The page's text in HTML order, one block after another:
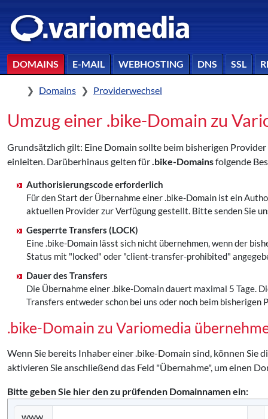
DOMAINS E-MAIL WEBHOSTING DNS SSL
HomeDomains Providerwechsel
Umzug einer .bike-Domain zu
Grundsätzlich gilt: Eine Domain sollte beim bisherigen
einleiten. Darüberhinaus gelten für.bike-Domainsfolgende
Authorisierungscode erforderlich
Für den Start der Übernahme einer .bike-Domain ist ein
aktuellen Provider zur Verfügung gestellt. Bitte senden Sie
Gesperrte Transfers (LOCK)
Eine .bike-Domain lässt sich nicht übernehmen, wenn der
Status mit "locked" oder "client-transfer-prohibited"
Dauer des Transfers
Die Übernahme einer .bike-Domain dauert maximal 5 Tage.
Transfers entweder schon bei uns oder noch beim
.bike-Domain zu Variomedia
Wenn Sie bereits Inhaber einer .bike-Domain sind, können Sie
aktivieren Sie anschließend das Feld "Übernahme", um einen
Bitte geben Sie hier den zu prüfenden Domainnamen ein:
www. .